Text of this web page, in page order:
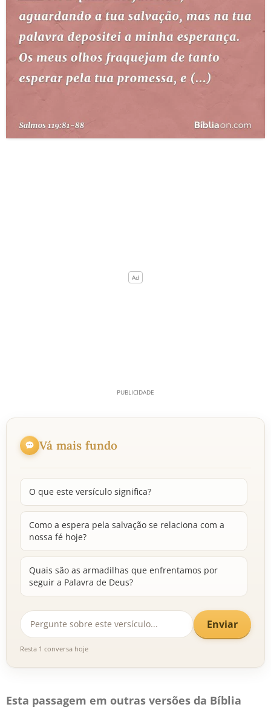
Vá mais fundo
O que este versículo significa?
Como a espera pela salvação se relaciona com a
nossa fé hoje?
Quais são as armadilhas que enfrentamos por
seguir a Palavra de Deus?
Enviar
Resta 1 conversa hoje
Esta passagem em outras versões da Bíblia